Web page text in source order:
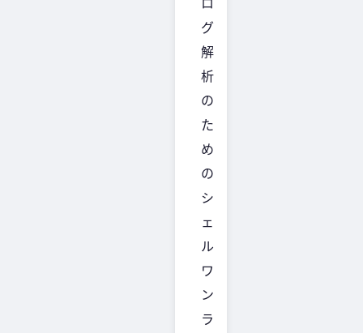
グ
解
析
の
た
め
の
シ
ェ
ル
ワ
ン
ラ